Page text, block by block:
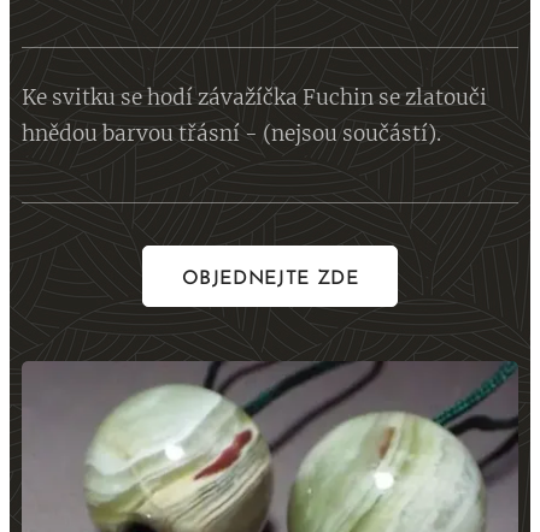
Ke svitku se hodí závažíčka Fuchin se zlatouči
hnědou barvou třásní - (nejsou součástí).
OBJEDNEJTE ZDE